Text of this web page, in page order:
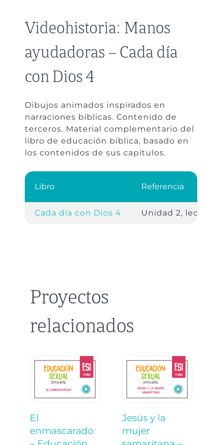
Videohistoria: Manos
ayudadoras – Cada día
con Dios 4
Dibujos animados inspirados en
narraciones bíblicas. Contenido de
terceros. Material complementario del
libro de educación bíblica, basado en
los contenidos de sus capítulos.
Libro Referencia
Cada día con Dios 4 Unidad 2, lección
Proyectos
relacionados
El
enmascarado
Jesús y la
mujer